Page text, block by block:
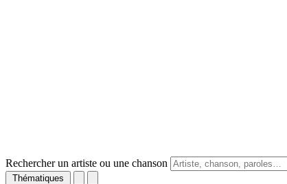
Rechercher un artiste ou une chanson
Thématiques